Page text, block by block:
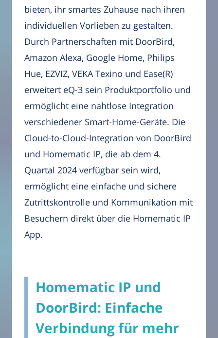
bieten, ihr smartes Zuhause nach ihren
individuellen Vorlieben zu gestalten.
Durch Partnerschaften mit DoorBird,
Amazon Alexa, Google Home, Philips
Hue, EZVIZ, VEKA Texino und Ease(R)
erweitert eQ-3 sein Produktportfolio und
ermöglicht eine nahtlose Integration
verschiedener Smart-Home-Geräte. Die
Cloud-to-Cloud-Integration von DoorBird
und Homematic IP, die ab dem 4.
Quartal 2024 verfügbar sein wird,
ermöglicht eine einfache und sichere
Zutrittskontrolle und Kommunikation mit
Besuchern direkt über die Homematic IP
App.
Homematic IP und
DoorBird: Einfache
Verbindung für mehr